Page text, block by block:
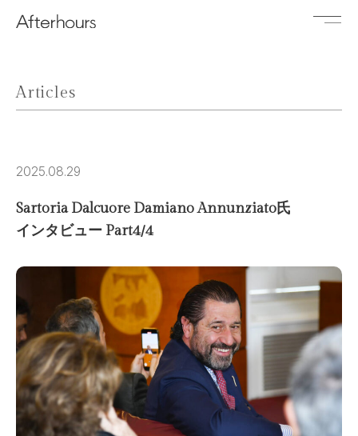
Articles
2025.08.29
Sartoria Dalcuore Damiano Annunziato氏
インタビュー Part4/4